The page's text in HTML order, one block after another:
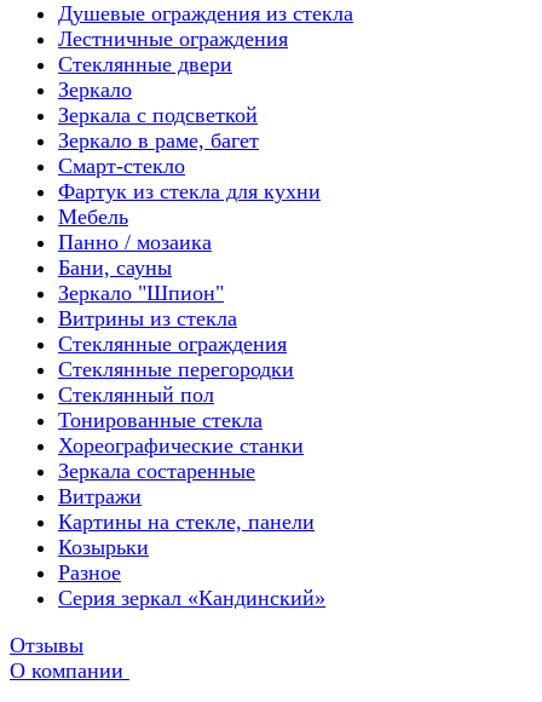
Душевые ограждения из стекла
Лестничные ограждения
Стеклянные двери
Зеркало
Зеркала с подсветкой
Зеркало в раме, багет
Смарт-стекло
Фартук из стекла для кухни
Мебель
Панно / мозаика
Бани, сауны
Зеркало "Шпион"
Витрины из стекла
Стеклянные ограждения
Стеклянные перегородки
Стеклянный пол
Тонированные стекла
Хореографические станки
Зеркала состаренные
Витражи
Картины на стекле, панели
Козырьки
Разное
Серия зеркал «Кандинский»
Отзывы
О компании